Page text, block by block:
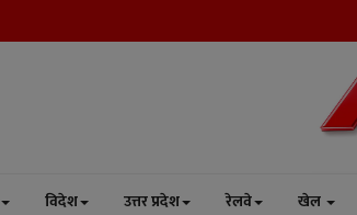
विदेश उत्तर प्रदेश रेलवे खेल